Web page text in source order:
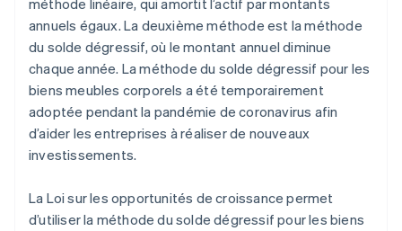
méthode linéaire, qui amortit l’actif par montants
annuels égaux. La deuxième méthode est la méthode
du solde dégressif, où le montant annuel diminue
chaque année. La méthode du solde dégressif pour les
biens meubles corporels a été temporairement
adoptée pendant la pandémie de coronavirus afin
d’aider les entreprises à réaliser de nouveaux
investissements.
La Loi sur les opportunités de croissance permet
d’utiliser la méthode du solde dégressif pour les biens